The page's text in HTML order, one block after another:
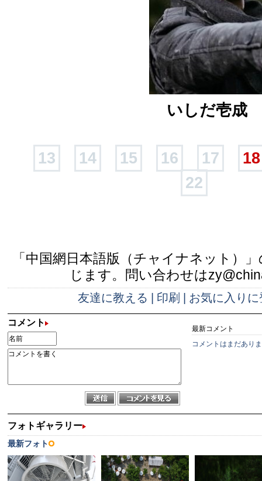
いしだ壱成
13 14 15 16 17
18
22
「中国網日本語版（チャイナネット）
じます。問い合わせは
友達に教える 印刷 お気に入りに
コメント
最新コメント
コメントはまだあり